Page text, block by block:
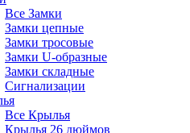
Все Замки
Замки цепные
Замки тросовые
Замки U-образные
Замки складные
Сигнализации
Все Крылья
Крылья 26 дюймов